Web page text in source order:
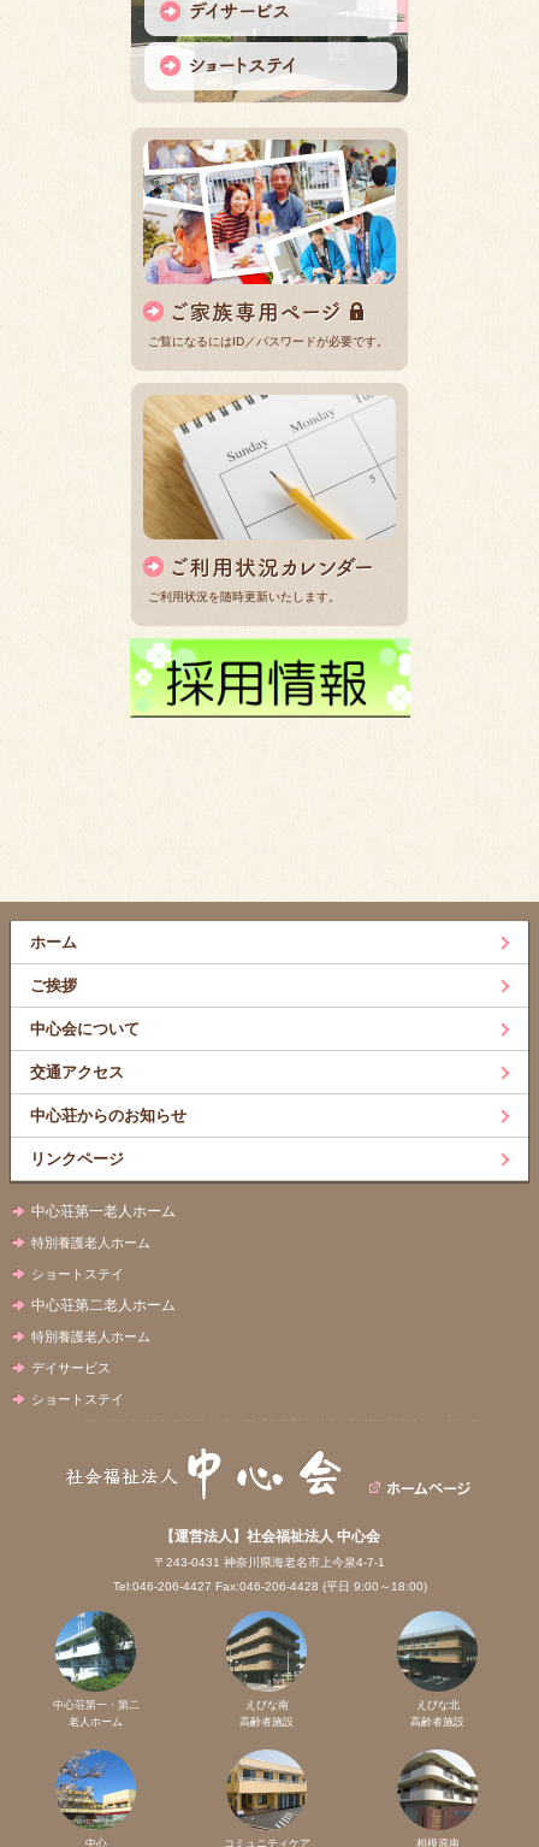
ご覧になるにはID／パスワードが必要です。
ご利用状況を随時更新いたします。
ホーム
ご挨拶
中心会について
交通アクセス
中心荘からのお知らせ
リンクページ
中心荘第一老人ホーム
特別養護老人ホーム
ショートステイ
中心荘第二老人ホーム
特別養護老人ホーム
デイサービス
ショートステイ
【運営法人】社会福祉法人 中心会
〒243-0431 神奈川県海老名市上今泉4-7-1
Tel:046-206-4427 Fax:046-206-4428 (平日 9:00～18:00)
中心荘第一・第二
老人ホーム
えびな南
高齢者施設
えびな北
高齢者施設
中心 コミュニティケア 相模原南